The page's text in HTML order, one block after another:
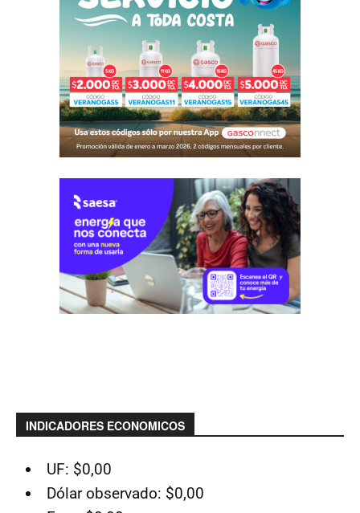
INDICADORES ECONOMICOS
UF: $0,00
Dólar observado: $0,00